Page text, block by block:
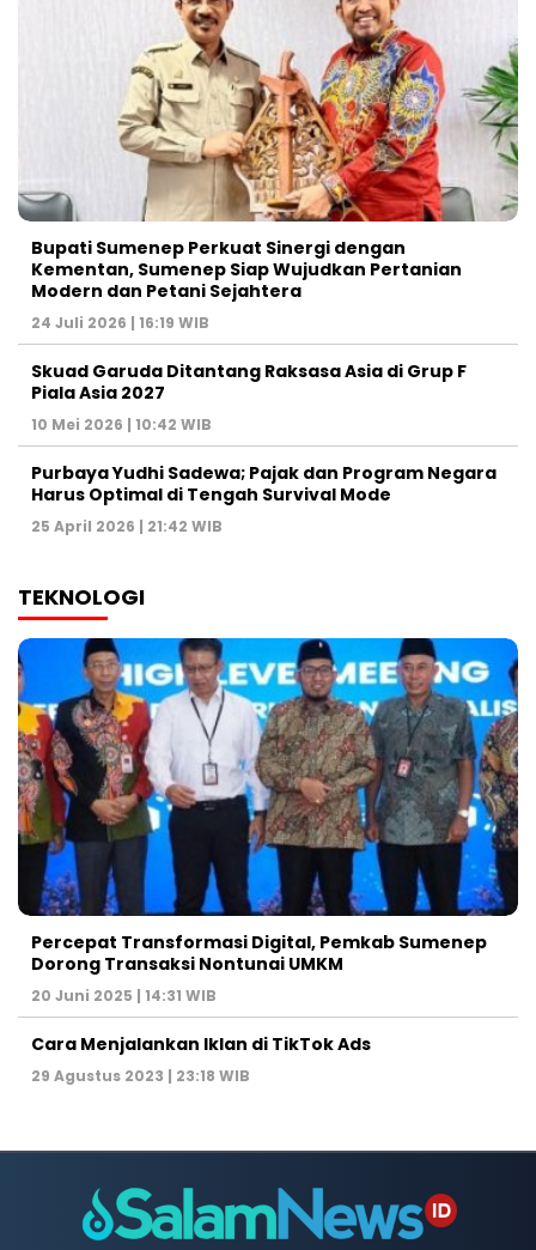
Bupati Sumenep Perkuat Sinergi dengan
Kementan, Sumenep Siap Wujudkan Pertanian
Modern dan Petani Sejahtera
24 Juli 2026 | 16:19 WIB
Skuad Garuda Ditantang Raksasa Asia di Grup F
Piala Asia 2027
10 Mei 2026 | 10:42 WIB
Purbaya Yudhi Sadewa; Pajak dan Program Negara
Harus Optimal di Tengah Survival Mode
25 April 2026 | 21:42 WIB
TEKNOLOGI
Percepat Transformasi Digital, Pemkab Sumenep
Dorong Transaksi Nontunai UMKM
20 Juni 2025 | 14:31 WIB
Cara Menjalankan Iklan di TikTok Ads
29 Agustus 2023 | 23:18 WIB